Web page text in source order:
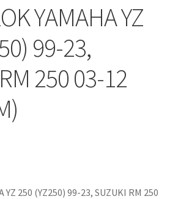
YAMAHA YZ
99-23,
250 03-12
YZ 250 (YZ250) 99-23, SUZUKI RM 250